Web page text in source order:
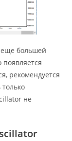
еще большей
рекомендуется
только
не